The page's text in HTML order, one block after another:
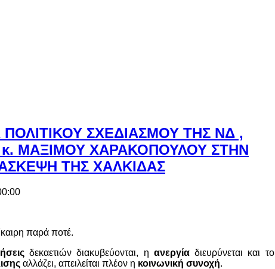
ΣΧΕΔΙΑΣΜΟΥ ΤΗΣ ΝΔ ,
ΜΑΞΙΜΟΥ ΧΑΡΑΚΟΠΟΥΛΟΥ ΣΤΗΝ
ΤΗΣ ΧΑΛΚΙΔΑΣ
παρά ποτέ.
δεκαετιών διακυβεύονται, η ανεργίαδιευρύνεται και το
αλλάζει, απειλείται πλέον η κοινωνική συνοχή.